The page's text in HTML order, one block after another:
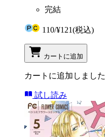
完結
110/¥121(税込)
カートに追加
カートに追加しました
試し読み